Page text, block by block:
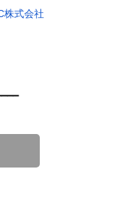
株式会社